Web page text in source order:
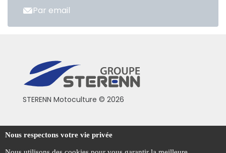
Par email
STERENN Motoculture © 2026
Conditions générales de vente
Mentions légales
Nous respectons votre vie privée